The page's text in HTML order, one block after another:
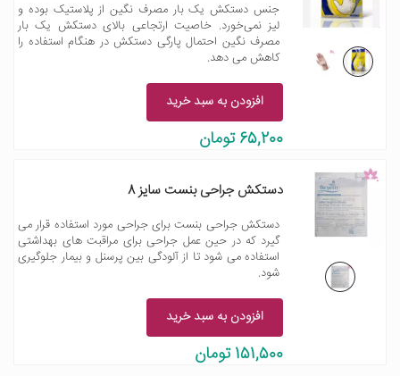
جنس دستکش یک بار مصرف نگین از پلاستیک بوده و
لیز نمی‌خورد. خاصیت ارتجاعی بالای دستکش یک بار
مصرف نگین احتمال پارگی دستکش در هنگام استفاده را
کاهش می دهد.
افزودن به سبد خرید
65,200 تومان
دستکش جراحی بنست سایز 8
دستکش جراحی بنست برای جراحی مورد استفاده قرار می
گیرد که در حین عمل جراحی برای مراقبت های بهداشتی
استفاده می شود تا از آلودگی بین پرسنل و بیمار جلوگیری
شود.
افزودن به سبد خرید
151,500 تومان